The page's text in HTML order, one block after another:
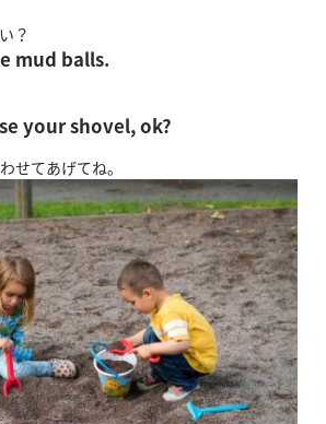
？
mud balls.
your shovel, ok?
せてあげてね。